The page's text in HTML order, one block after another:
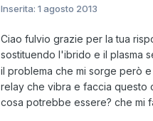
Inserita: 1 agosto 2013
Ciao fulvio grazie per la tua
sostituendo l'ibrido e il plasma
il problema che mi sorge però
relay che vibra e faccia questo
cosa potrebbe essere? che mi